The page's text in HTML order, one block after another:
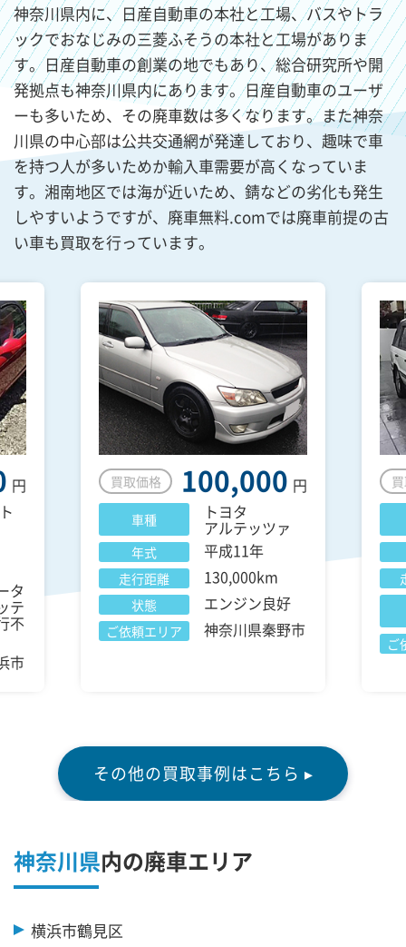
神奈川県内に、日産自動車の本社と工場、バスやトラ
ックでおなじみの三菱ふそうの本社と工場がありま
す。日産自動車の創業の地でもあり、総合研究所や開
発拠点も神奈川県内にあります。日産自動車のユーザ
ーも多いため、その廃車数は多くなります。また神奈
川県の中心部は公共交通網が発達しており、趣味で車
を持つ人が多いためか輸入車需要が高くなっていま
す。湘南地区では海が近いため、錆などの劣化も発生
しやすいようですが、廃車無料.comでは廃車前提の古
い車も買取を行っています。
円
タ
テ
不
市
買取価格 100,000 円
車種 トヨタ
アルテッツァ
年式 平成11年
走行距離 130,000km
状態 エンジン良好
ご依頼エリア 神奈川県秦野市
ご
その他の買取事例はこちら ▸
神奈川県内の廃車エリア
横浜市鶴見区